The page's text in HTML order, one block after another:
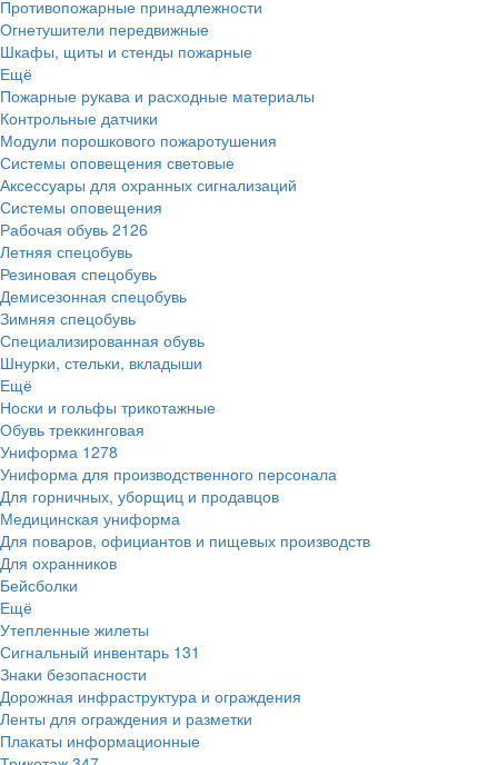
Противопожарные принадлежности
Огнетушители передвижные
Шкафы, щиты и стенды пожарные
Ещё
Пожарные рукава и расходные материалы
Контрольные датчики
Модули порошкового пожаротушения
Системы оповещения световые
Аксессуары для охранных сигнализаций
Системы оповещения
Рабочая обувь 2126
Летняя спецобувь
Резиновая спецобувь
Демисезонная спецобувь
Зимняя спецобувь
Специализированная обувь
Шнурки, стельки, вкладыши
Ещё
Носки и гольфы трикотажные
Обувь треккинговая
Униформа 1278
Униформа для производственного персонала
Для горничных, уборщиц и продавцов
Медицинская униформа
Для поваров, официантов и пищевых производств
Для охранников
Бейсболки
Ещё
Утепленные жилеты
Сигнальный инвентарь 131
Знаки безопасности
Дорожная инфраструктура и ограждения
Ленты для ограждения и разметки
Плакаты информационные